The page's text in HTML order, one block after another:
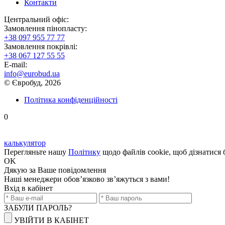
Контакти
Центральний офіс:
Замовлення пінопласту:
+38 097 955 77 77
Замовлення покрівлі:
+38 067 127 55 55
E-mail:
info@eurobud.ua
© Євробуд, 2026
Політика конфіденційності
0
калькулятор
Перегляньте нашу Політику щодо файлів cookie, щоб дізнатися
OK
Дякую за Ваше повідомлення
Наші менеджери обов’язково зв’яжуться з вами!
Вхід в кабінет
ЗАБУЛИ ПАРОЛЬ?
УВІЙТИ В КАБІНЕТ